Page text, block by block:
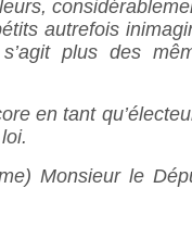
autrefois
plus des
en tant
Monsieur le